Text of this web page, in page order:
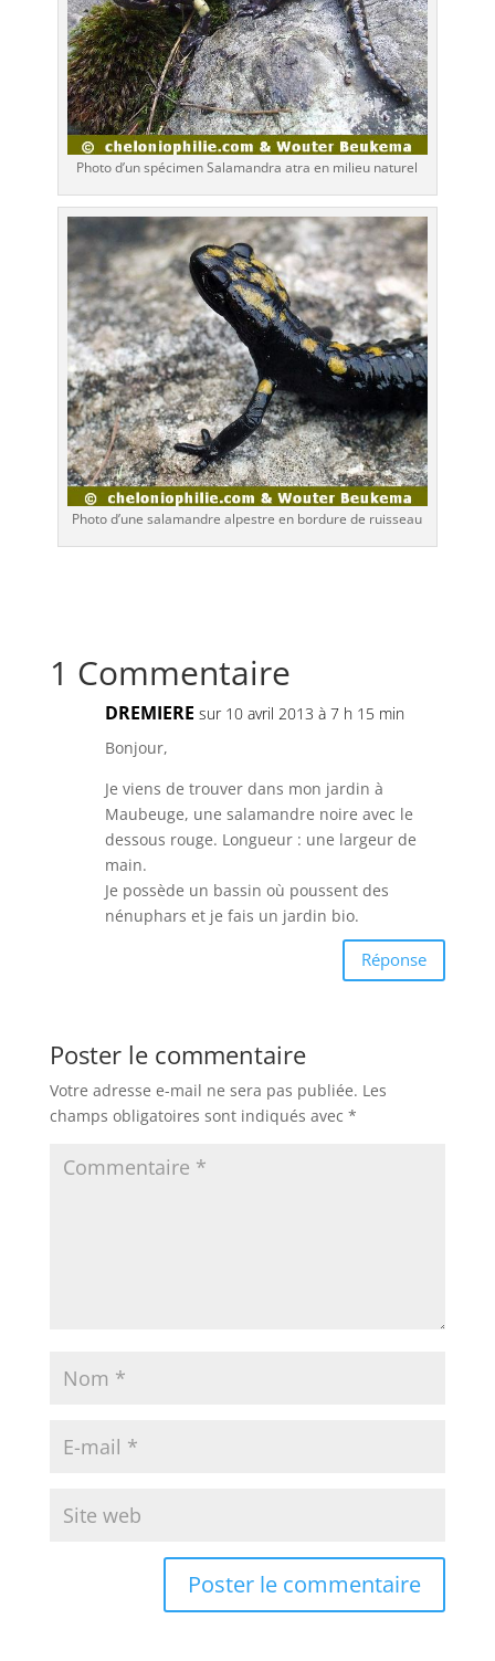
Photo d’un spécimen Salamandra atra en milieu naturel
Photo d’une salamandre alpestre en bordure de ruisseau
1 Commentaire
DREMIERE sur 10 avril 2013 à 7 h 15 min
Bonjour,
Je viens de trouver dans mon jardin à
Maubeuge, une salamandre noire avec le
dessous rouge. Longueur : une largeur de
main.
Je possède un bassin où poussent des
nénuphars et je fais un jardin bio.
Réponse
Poster le commentaire
Votre adresse e-mail ne sera pas publiée. Les
champs obligatoires sont indiqués avec *